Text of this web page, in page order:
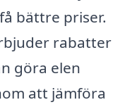
bättre priser.
rabatter
göra elen
att jämföra